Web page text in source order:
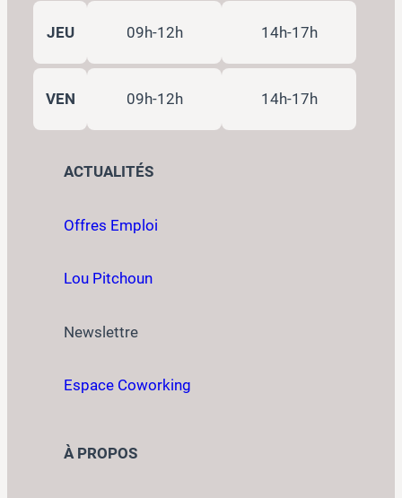
JEU 09h-12h 14h-17h
VEN 09h-12h 14h-17h
ACTUALITÉS
Offres Emploi
Lou Pitchoun
Newslettre
Espace Coworking
À PROPOS